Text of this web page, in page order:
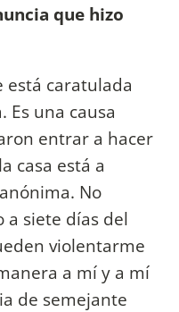
que hizo
caratulada
Es una causa
entrar a hacer
casa está a
No
siete días del
violentarme
a mí y a mí
de semejante